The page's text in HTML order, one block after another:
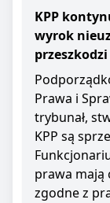
KPP
wyrok
przeszkodzi
Prawa i
trybunał,
KPP są
prawa mają
zgodne z